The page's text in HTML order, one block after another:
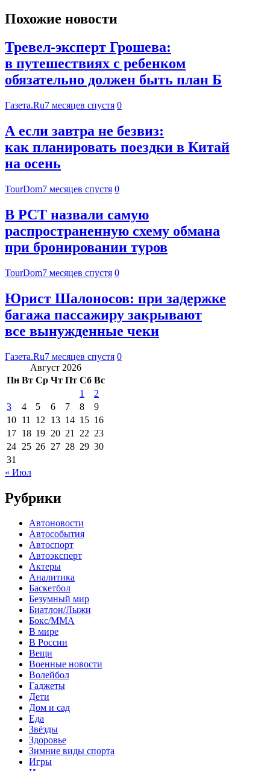
Похожие новости
Тревел-эксперт Грошева:
в путешествиях с ребенком
обязательно должен быть план Б
Газета.Ru7 месяцев спустя 0
А если завтра не безвиз:
как планировать поездки в Китай
на осень
TourDom7 месяцев спустя 0
В РСТ назвали самую
распространенную схему обмана
при бронировании туров
TourDom7 месяцев спустя 0
Юрист Шалоносов: при задержке
багажа пассажиру закрывают
все вынужденные чеки
Газета.Ru7 месяцев спустя 0
Август 2026
Пн Вт Ср Чт Пт Сб Вс
1
2
3
4 5 6 7 8
9
10 11 12 13 14 15 16
17 18 19 20 21 22 23
24 25 26 27 28 29 30
31
« Июл
Рубрики
Автоновости
Автособытия
Автоспорт
Автоэксперт
Актеры
Аналитика
Баскетбол
Безумный мир
Биатлон/Лыжи
Бокс/MMA
В мире
В России
Вещи
Военные новости
Волейбол
Гаджеты
Дети
Дом и сад
Еда
Звёзды
Здоровье
Зимние виды спорта
Игры